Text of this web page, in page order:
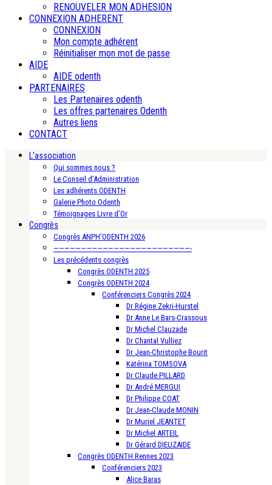
RENOUVELER MON ADHESION
CONNEXION ADHERENT
CONNEXION
Mon compte adhérent
Réinitialiser mon mot de passe
AIDE
AIDE odenth
PARTENAIRES
Les Partenaires odenth
Les offres partenaires Odenth
Autres liens
CONTACT
L’association
Qui sommes nous ?
Le Conseil d’Administration
Les adhérents ODENTH
Galerie Photo Odenth
Témoignages Livre d’Or
Congrès
Congrès ANPH’ODENTH 2026
—————————————————————————-
Les précédents congrès
Congrès ODENTH 2025
Congrès ODENTH 2024
Conférenciers Congrès 2024
Dr Régine Zekri-Hurstel
Dr Anne Le Bars-Crassous
Dr Michel Clauzade
Dr Chantal Vulliez
Dr Jean-Christophe Bourit
Katérina TOMSOVA
Dr Claude PILLARD
Dr André MERGUI
Dr Philippe COAT
Dr Jean-Claude MONIN
Dr Muriel JEANTET
Dr Michel ARTEIL
Dr Gérard DIEUZAIDE
Congrès ODENTH Rennes 2023
Conférenciers 2023
Alice Baras